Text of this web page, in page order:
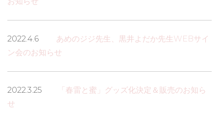
2022.4.6 あめのジジ先生、黒井よだか先生WEBサイ
ン会のお知らせ
2022.3.25
「春雷と蜜」グッズ化決定＆販売のお知ら
せ